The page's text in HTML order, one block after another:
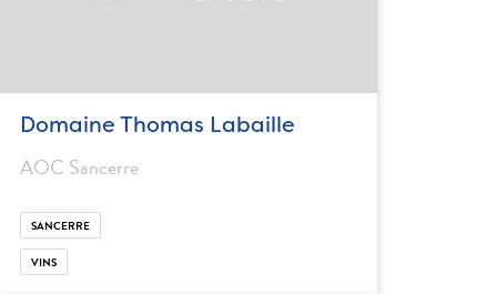
Domaine Thomas Labaille
AOC Sancerre
SANCERRE
VINS